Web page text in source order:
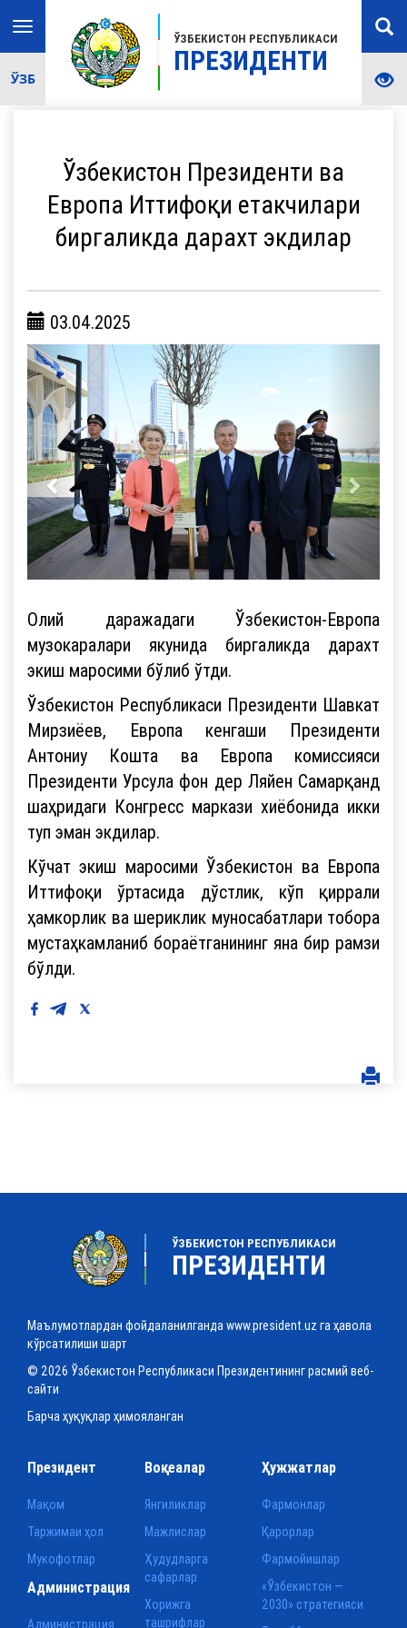
ЎЗБЕКИСТОН РЕСПУБЛИКАСИ
ПРЕЗИДЕНТИ
Toggle
navigation
ЎЗБ
Ўзбекистон Президенти ва
Европа Иттифоқи етакчилари
биргаликда дарахт экдилар
03.04.2025
Олий даражадаги Ўзбекистон-Европа
музокаралари якунида биргаликда дарахт
экиш маросими бўлиб ўтди.
Ўзбекистон Республикаси Президенти Шавкат
Мирзиёев, Европа кенгаши Президенти
Антониу Кошта ва Европа комиссияси
Президенти Урсула фон дер Ляйен Самарқанд
шаҳридаги Конгресс маркази хиёбонида икки
туп эман экдилар.
Кўчат экиш маросими Ўзбекистон ва Европа
Иттифоқи ўртасида дўстлик, кўп қиррали
ҳамкорлик ва шериклик муносабатлари тобора
мустаҳкамланиб бораётганининг яна бир рамзи
бўлди.
ЎЗБЕКИСТОН РЕСПУБЛИКАСИ
ПРЕЗИДЕНТИ
Маълумотлардан фойдаланилганда www.president.uz га ҳавола
кўрсатилиши шарт
© 2026 Ўзбекистон Республикаси Президентининг расмий веб-
сайти
Барча ҳуқуқлар ҳимояланган
Президент
Мақом
Таржимаи ҳол
Мукофотлар
Воқеалар
Янгиликлар
Мажлислар
Ҳудудларга
сафарлар
Хорижга
ташрифлар
Ҳужжатлар
Фармонлар
Қарорлар
Фармойишлар
«Ўзбекистон —
2030» стратегияси
Администрация
Администрация